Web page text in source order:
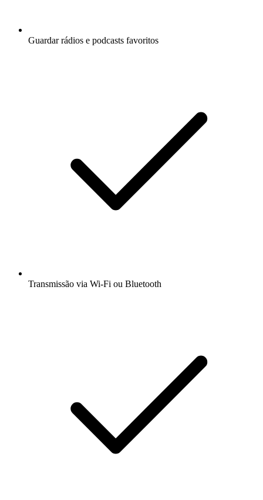
Guardar rádios e podcasts favoritos
Transmissão via Wi-Fi ou Bluetooth